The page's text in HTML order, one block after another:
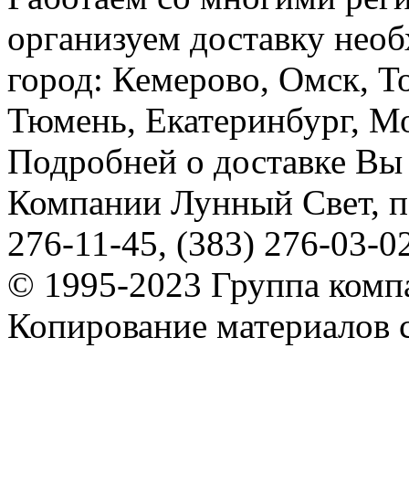
организуем доставку
город: Кемерово, Омск,
Тюмень, Екатеринбург,
Подробней о доставке
Компании Лунный Свет,
276-11-45, (383) 276-03-
© 1995-2023 Группа
Копирование материалов